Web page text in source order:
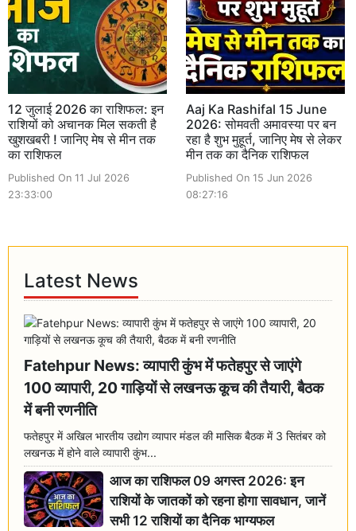
12 जुलाई 2026 का राशिफल: इन
राशियों को अचानक मिल सकती है
खुशखबरी ! जानिए मेष से मीन तक
का राशिफल
Published On 11 Jul 2026
23:33:00
Aaj Ka Rashifal 15 June
2026: सोमवती अमावस्या पर बन
रहा है शुभ मुहूर्त, जानिए मेष से लेकर
मीन तक का दैनिक राशिफल
Published On 15 Jun 2026
08:27:16
Latest News
Fatehpur News: व्यापारी कुंभ में फतेहपुर से जाएंगे
100 व्यापारी, 20 गाड़ियों से लखनऊ कूच की तैयारी, बैठक
में बनी रणनीति
फतेहपुर में अखिल भारतीय उद्योग व्यापार मंडल की मासिक बैठक में 3 सितंबर को
लखनऊ में होने वाले व्यापारी कुंभ...
आज का राशिफल 09 अगस्त 2026: इन
राशियों के जातकों को रहना होगा सावधान, जानें
सभी 12 राशियों का दैनिक भाग्यफल